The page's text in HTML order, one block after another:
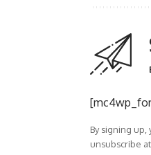
By signing
unsubscribe